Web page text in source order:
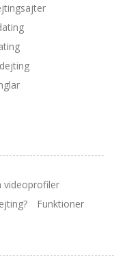
videoprofiler
Funktioner